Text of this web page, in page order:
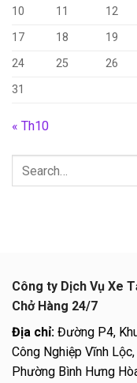
10
11 12
17
18 19
24
25 26
31
« Th10
Công ty Dịch Vụ Xe
Chở Hàng 24/7
Địa chỉ: Đường P4,
Công Nghiệp Vĩnh Lộc,
Phường Bình Hưng